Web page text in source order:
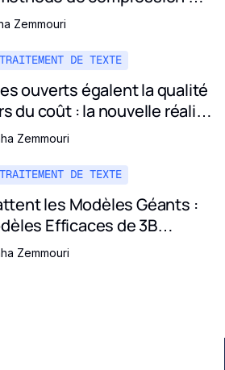
Zemmouri
TRAITEMENT DE TEXTE
ouverts égalent la qualité
du coût : la nouvelle réalité
Zemmouri
TRAITEMENT DE TEXTE
les Modèles Géants :
Efficaces de 3B
et GPT-5
Zemmouri